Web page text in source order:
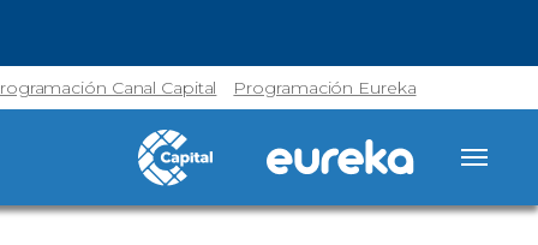
Canal Capital Programación Eureka